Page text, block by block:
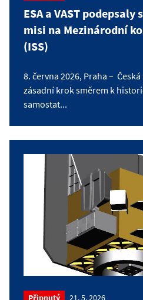
ESA a VAST podepsaly
misi na Mezinárodní
(ISS)
8. června 2026, Praha –
zásadní krok směrem k
samostat...